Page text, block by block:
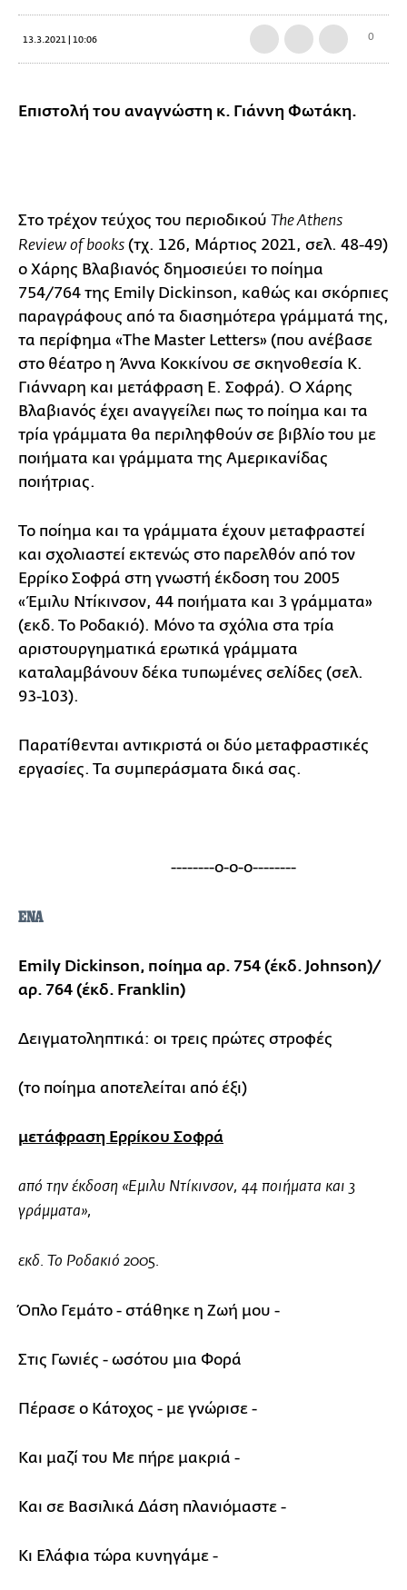
13.3.2021 | 10:06 0
Επιστολή του αναγνώστη κ. Γιάννη Φωτάκη.
Στο τρέχον τεύχος του περιοδικού The Athens
Review of books (τχ. 126, Μάρτιος 2021, σελ. 48-49)
ο Χάρης Βλαβιανός δημοσιεύει το ποίημα
754/764 της Emily Dickinson, καθώς και σκόρπιες
παραγράφους από τα διασημότερα γράμματά της,
τα περίφημα «The Master Letters» (που ανέβασε
στο θέατρο η Άννα Κοκκίνου σε σκηνοθεσία Κ.
Γιάνναρη και μετάφραση Ε. Σοφρά). Ο Xάρης
Βλαβιανός έχει αναγγείλει πως το ποίημα και τα
τρία γράμματα θα περιληφθούν σε βιβλίο του με
ποιήματα και γράμματα της Αμερικανίδας
ποιήτριας.
Το ποίημα και τα γράμματα έχουν μεταφραστεί
και σχολιαστεί εκτενώς στο παρελθόν από τον
Ερρίκο Σοφρά στη γνωστή έκδοση του 2005
«Έμιλυ Ντίκινσον, 44 ποιήματα και 3 γράμματα»
(εκδ. Το Ροδακιό). Μόνο τα σχόλια στα τρία
αριστουργηματικά ερωτικά γράμματα
καταλαμβάνουν δέκα τυπωμένες σελίδες (σελ.
93-103).
Παρατίθενται αντικριστά οι δύο μεταφραστικές
εργασίες. Τα συμπεράσματα δικά σας.
--------ο-ο-ο--------
ΕΝΑ
Emily Dickinson, ποίημα αρ. 754 (έκδ. Johnson)/
αρ. 764 (έκδ. Franklin)
Δειγματοληπτικά: οι τρεις πρώτες στροφές
(το ποίημα αποτελείται από έξι)
μετάφραση Ερρίκου Σοφρά
από την έκδοση «Εμιλυ Ντίκινσον, 44 ποιήματα και 3
γράμματα»,
εκδ. Το Ροδακιό 2005.
Όπλο Γεμάτο - στάθηκε η Ζωή μου -
Στις Γωνιές - ωσότου μια Φορά
Πέρασε ο Κάτοχος - με γνώρισε -
Και μαζί του Με πήρε μακριά -
Και σε Βασιλικά Δάση πλανιόμαστε -
Κι Ελάφια τώρα κυνηγάμε -